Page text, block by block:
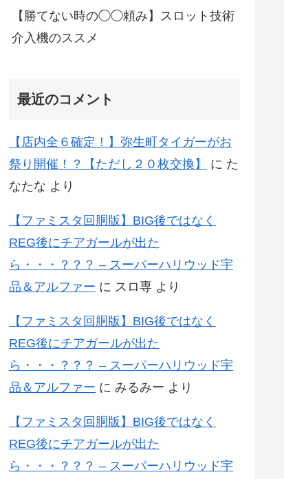
【勝てない時の◯◯頼み】スロット技術
介入機のススメ
最近のコメント
【店内全６確定！】弥生町タイガーがお
祭り開催！？【ただし２０枚交換】
に た
なたな より
【ファミスタ回胴版】BIG後ではなく
REG後にチアガールが出た
ら・・・？？？ – スーパーハリウッド宇
品＆アルファー に スロ専 より
【ファミスタ回胴版】BIG後ではなく
REG後にチアガールが出た
ら・・・？？？ – スーパーハリウッド宇
品＆アルファー に みるみー より
【ファミスタ回胴版】BIG後ではなく
REG後にチアガールが出た
ら・・・？？？ – スーパーハリウッド宇